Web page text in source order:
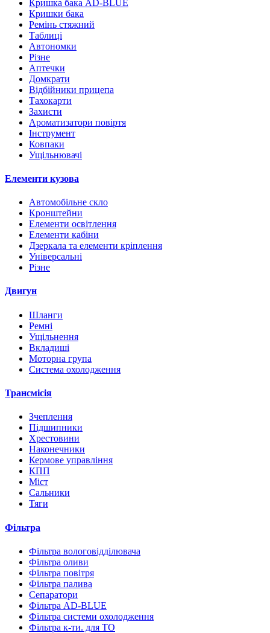
Кришка бака AD-BLUE
Кришки бака
Ремінь стяжний
Таблиці
Автономки
Різне
Аптечки
Домкрати
Відбійники прицепа
Тахокарти
Захисти
Ароматизатори повіртя
Інструмент
Ковпаки
Ущільнювачі
Елементи кузова
Автомобільне скло
Кронштейни
Елементи освітлення
Елементи кабіни
Дзеркала та елементи кріплення
Універсальні
Різне
Двигун
Шланги
Ремні
Ущільнення
Вкладиші
Моторна група
Система охолодження
Трансмісія
Зчеплення
Підшипники
Хрестовини
Наконечники
Кермове управління
КПП
Міст
Сальники
Тяги
Фільтра
Фільтра вологовідділювача
Фільтра оливи
Фільтра повітря
Фільтра палива
Сепаратори
Фільтра AD-BLUE
Фільтра системи охолодження
Фільтра к-ти. для ТО